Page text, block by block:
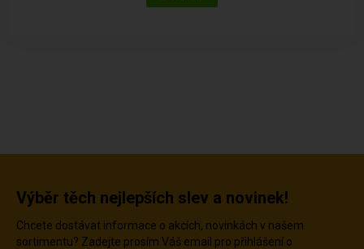
Výběr těch nejlepších slev a novinek!
Chcete dostávat informace o akcích, novinkách v našem
sortimentu? Zadejte prosím Váš email pro přihlášení o